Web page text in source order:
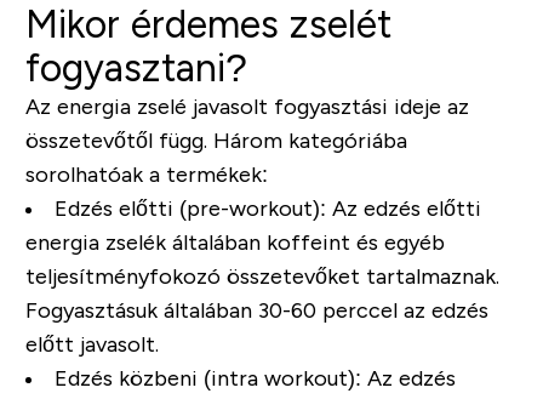
Mikor érdemes zselét
fogyasztani?
Az energia zselé javasolt fogyasztási ideje az
összetevőtől függ. Három kategóriába
sorolhatóak a termékek:
Edzés előtti (pre-workout): Az edzés előtti
energia zselék általában koffeint és egyéb
teljesítményfokozó összetevőket tartalmaznak.
Fogyasztásuk általában 30-60 perccel az edzés
előtt javasolt.
Edzés közbeni (intra workout): Az edzés